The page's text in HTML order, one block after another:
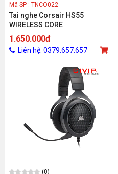
Mã SP : TNCO022
Tai nghe Corsair HS55
WIRELESS CORE
1.650.000đ
Liên hệ: 0379.657.657
(0)